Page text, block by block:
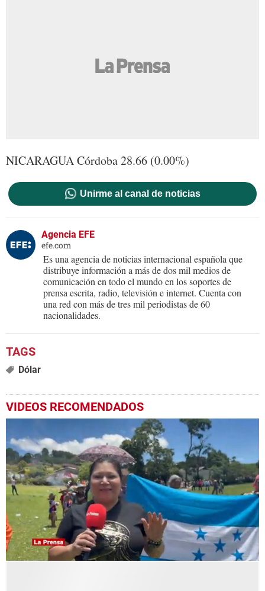
NICARAGUA Córdoba 28.66 (0.00%)
Unirme al canal de noticias
Agencia EFE
efe.com
Es una agencia de noticias internacional española que
distribuye información a más de dos mil medios de
comunicación en todo el mundo en los soportes de
prensa escrita, radio, televisión e internet. Cuenta con
una red con más de tres mil periodistas de 60
nacionalidades.
Dólar
VIDEOS RECOMENDADOS